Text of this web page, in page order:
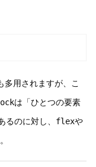
多用されますが、こ
は「ひとつの要素
のに対し、 flexや